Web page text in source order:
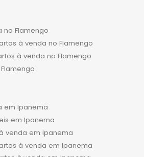
no Flamengo
à venda no Flamengo
à venda no Flamengo
em Ipanema
em Ipanema
venda em Ipanema
à venda em Ipanema